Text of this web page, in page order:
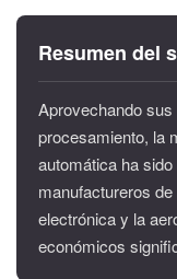
Resumen del
Aprovechando
procesamiento, la
automática ha
manufactureros
electrónica y la
económicos